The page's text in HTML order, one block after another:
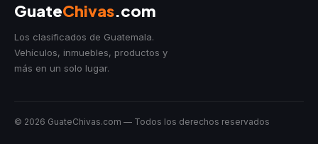
GuateChivas.com
Los clasificados de Guatemala.
Vehículos, inmuebles, productos y
más en un solo lugar.
© 2026 GuateChivas.com — Todos los derechos reservados